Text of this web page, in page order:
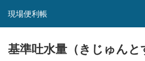
現場便利帳
基準吐水量（きじゅんと